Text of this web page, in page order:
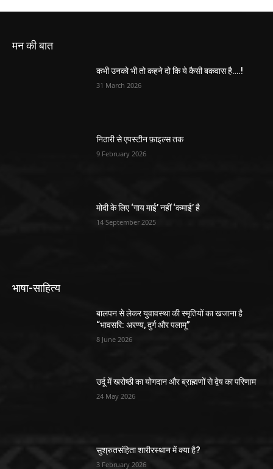
मन की बात
कभी उनको भी तो कहने दो कि ये कैसी बकवास है….!
31 March 2026
निठारी से एपस्टीन फ़ाइल्स तक
9 February 2026
मोदी के लिए ‘गाय माई’ नहीं ‘कमाई’ है
14 September 2025
भाषा-साहित्य
बालपन से लेकर युवावस्था की स्मृतियों का खजाना है
“भावसरि: अरण्य, दुर्ग और पलामू”
8 June 2026
उर्दू में खरोष्ठी का योगदान और ब्राह्मणों से द्वेष का परिणाम
24 May 2026
सुश्रुतसंहिता शारीरस्थान में क्या है?
3 February 2026